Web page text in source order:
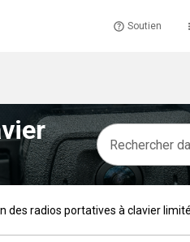
Soutien
des radios portatives à clavier